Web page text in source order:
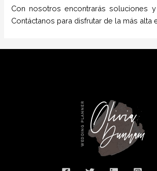
Con nosotros encontrarás soluciones
Contáctanos para disfrutar de la más alta